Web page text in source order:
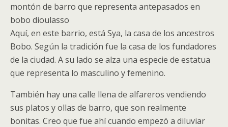
montón de barro que representa antepasados en
bobo dioulasso
Aquí, en este barrio, está Sya, la casa de los ancestros
Bobo. Según la tradición fue la casa de los fundadores
de la ciudad. A su lado se alza una especie de estatua
que representa lo masculino y femenino.
También hay una calle llena de alfareros vendiendo
sus platos y ollas de barro, que son realmente
bonitas. Creo que fue ahí cuando empezó a diluviar